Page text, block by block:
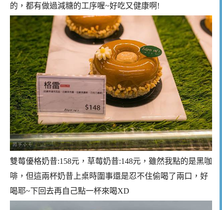
的，都有做過減糖的工序喔~好吃又健康啊!
雙莓優格奶昔:158元，草莓奶昔:148元，雖然我點的是黑咖
啡，但這兩杯奶昔上桌時圍事還是忍不住偷喝了兩口，好
喝耶~下回去再自己點一杯來喝XD